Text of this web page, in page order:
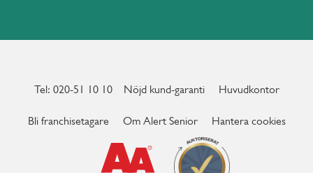
Tel: 020-51 10 10 Nöjd kund-garanti Huvudkontor
Bli franchisetagare Om Alert Senior Hantera cookies